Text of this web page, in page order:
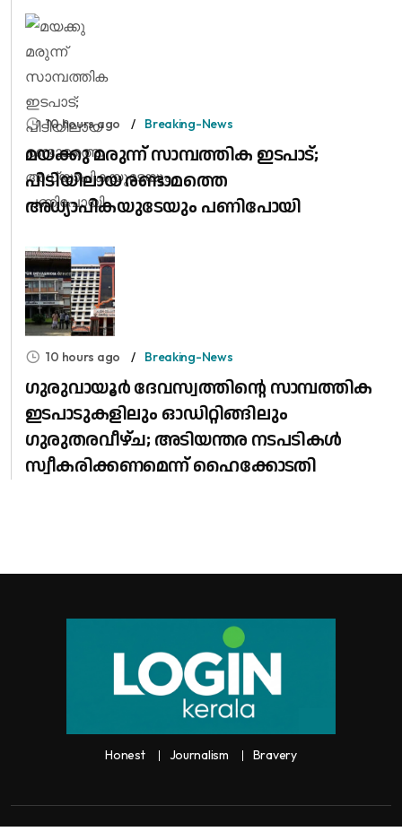
10 hours ago Breaking-News
മയക്കു മരുന്ന് സാമ്പത്തിക ഇടപാട്;
പിടിയിലായ രണ്ടാമത്തെ
അധ്യാപികയുടേയും പണിപോയി
10 hours ago Breaking-News
ഗുരുവായൂർ ദേവസ്വത്തിന്റെ സാമ്പത്തിക
ഇടപാടുകളിലും ഓഡിറ്റിങ്ങിലും ​
ഗുരുതരവീഴ്ച; അടിയന്തര നടപടികൾ
സ്വീകരിക്കണമെന്ന് ഹൈക്കോടതി
Honest Journalism Bravery